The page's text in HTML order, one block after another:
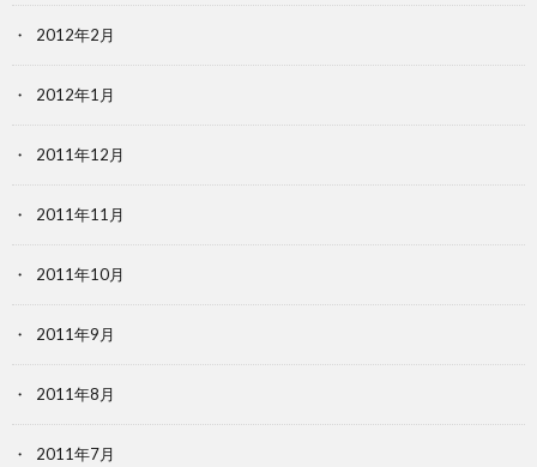
2012年2月
2012年1月
2011年12月
2011年11月
2011年10月
2011年9月
2011年8月
2011年7月